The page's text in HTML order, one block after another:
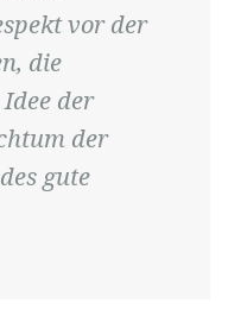
vor der
die
der
der
gute